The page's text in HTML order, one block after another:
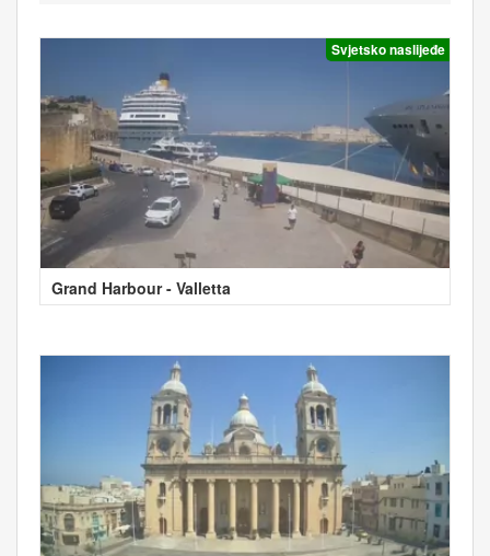
Svjetsko naslijeđe
Grand Harbour - Valletta